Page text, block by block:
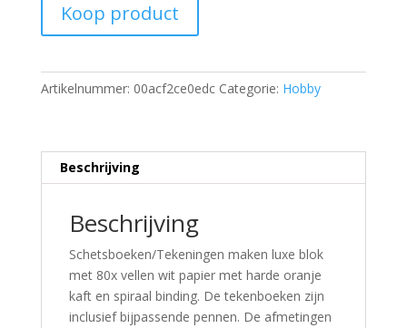
Koop product
Artikelnummer: 00acf2ce0edc Categorie: Hobby
Beschrijving
Beschrijving
Schetsboeken/Tekeningen maken luxe blok
met 80x vellen wit papier met harde oranje
kaft en spiraal binding. De tekenboeken zijn
inclusief bijpassende pennen. De afmetingen